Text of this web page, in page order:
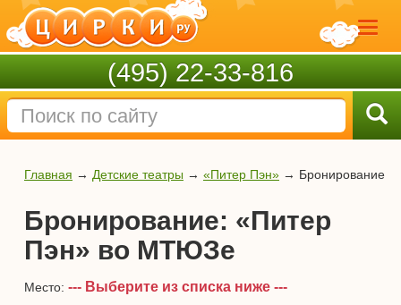
(495) 22-33-816
Главная → Детские театры → «Питер Пэн» → Бронирование
Бронирование: «Питер
Пэн» во МТЮЗе
Место: --- Выберите из списка ниже ---